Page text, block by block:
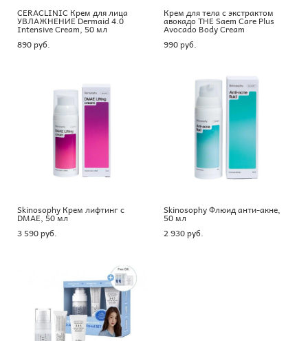
CERACLINIC Крем для лица
УВЛАЖНЕНИЕ Dermaid 4.0
Intensive Cream, 50 мл
890 pуб.
Крем для тела с экстрактом
авокадо THE Saem Care Plus
Avocado Body Cream
990 pуб.
Skinosophy Крем лифтинг с
DMAE, 50 мл
3 590 pуб.
Skinosophy Флюид анти-акне,
50 мл
2 930 pуб.